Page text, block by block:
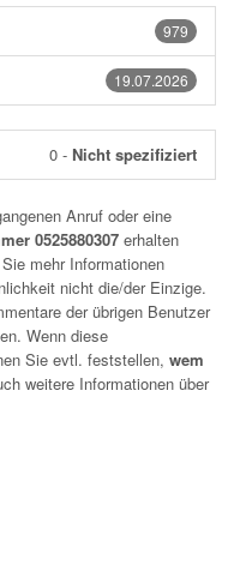
979
19.07.2026
0 - Nicht spezifiziert
Anruf oder eine
0525880307 erhalten
mehr Informationen
nicht die/der Einzige.
der übrigen Benutzer
Wenn diese
Sie evtl. feststellen, wem
weitere Informationen über